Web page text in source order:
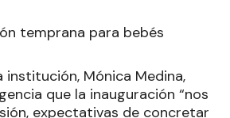
temprana para bebés
institución, Mónica Medina,
que la inauguración “nos
expectativas de concretar